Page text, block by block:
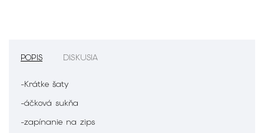
POPIS DISKUSIA
-Krátke šaty
-áčková sukňa
-zapínanie na zips